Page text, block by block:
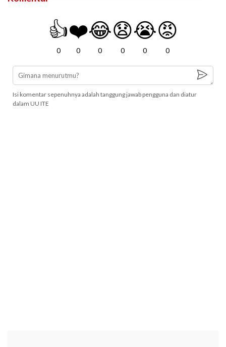
👍
0
❤️
0
😂
0
😧
0
😭
0
😡
0
Isi komentar sepenuhnya adalah tanggung jawab pengguna dan diatur
dalam UU ITE